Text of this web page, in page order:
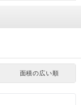
面積の広い順